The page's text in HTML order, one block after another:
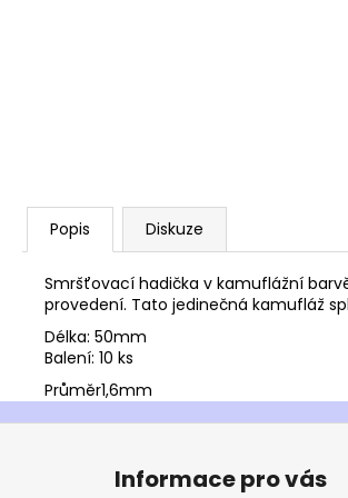
Popis Diskuze
Smršťovací hadička v kamuflážní
provedení. Tato jedinečná kamufláž
Délka: 50mm
Balení: 10 ks
Průměr1,6mm
Z
Informace pro vás